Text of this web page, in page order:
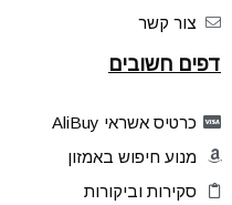
צור קשר
דפים חשובים
כרטיס אשראי AliBuy
מנוע חיפוש באמזון
סקירות וביקורות